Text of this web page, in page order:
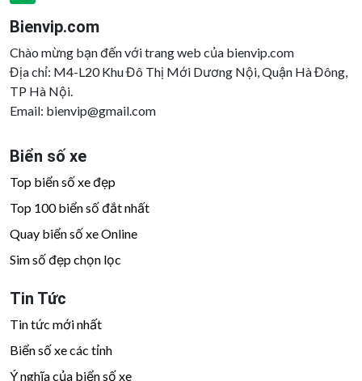
Bienvip.com
Chào mừng bạn đến với trang web của bienvip.com
Địa chỉ: M4-L20 Khu Đô Thị Mới Dương Nội, Quận Hà Đông,
TP Hà Nội.
Email: bienvip@gmail.com
Biển số xe
Top biển số xe đẹp
Top 100 biển số đắt nhất
Quay biển số xe Online
Sim số đẹp chọn lọc
Tin Tức
Tin tức mới nhất
Biển số xe các tỉnh
Ý nghĩa của biển số xe